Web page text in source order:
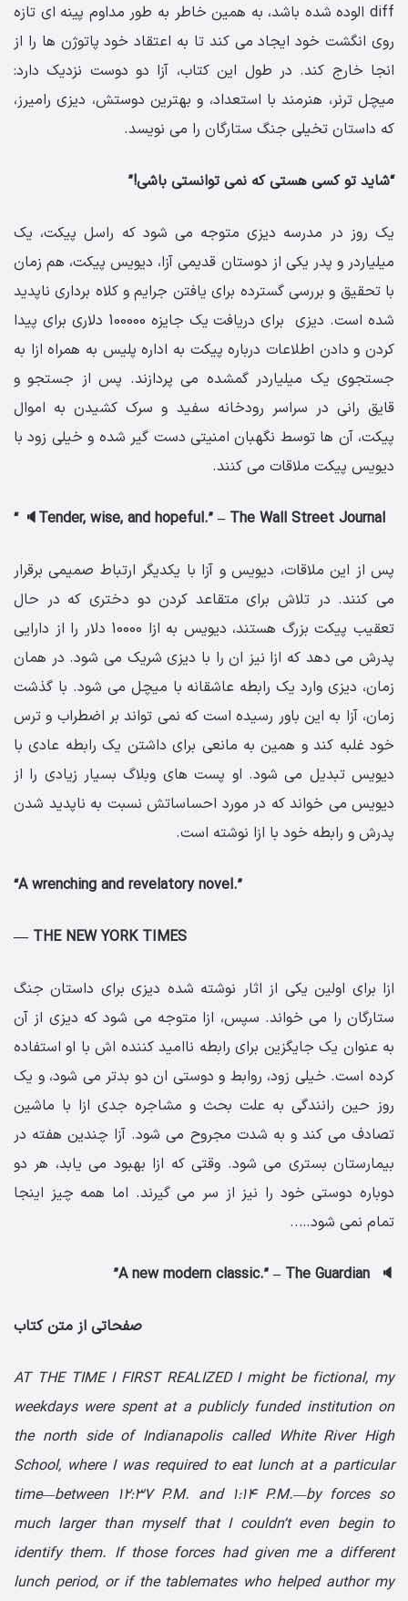
diff الوده شده باشد، به همین خاطر به طور مداوم پینه ای تازه
روی انگشت خود ایجاد می کند تا به اعتقاد خود پاتوژن ها را از
انجا خارج کند. در طول این کتاب، آزا دو دوست نزدیک دارد:
میچل ترنر، هنرمند با استعداد، و بهترین دوستش، دیزی رامیرز،
که داستان تخیلی جنگ ستارگان را می نویسد.
“شاید تو کسی هستی که نمی توانستی باشی!”
یک روز در مدرسه دیزی متوجه می شود که راسل پیکت، یک
میلیاردر و پدر یکی از دوستان قدیمی آزا، دیویس پیکت، هم زمان
با تحقیق و بررسی گسترده برای یافتن جرایم و کلاه برداری ناپدید
شده است. دیزی برای دریافت یک جایزه 100000 دلاری برای پیدا
کردن و دادن اطلاعات درباره پیکت به اداره پلیس به همراه ازا به
جستجوی یک میلیاردر گمشده می پردازند. پس از جستجو و
قایق رانی در سراسر رودخانه سفید و سرک کشیدن به اموال
پیکت، آن ها توسط نگهبان امنیتی دست گیر شده و خیلی زود با
دیویس پیکت ملاقات می کنند.
“ 🔈Tender, wise, and hopeful.” – The Wall Street Journal
پس از این ملاقات، دیویس و آزا با یکدیگر ارتباط صمیمی برقرار
می کنند. در تلاش برای متقاعد کردن دو دختری که در حال
تعقیب پیکت بزرگ هستند، دیویس به ازا 10000 دلار را از دارایی
پدرش می دهد که ازا نیز ان را با دیزی شریک می شود. در همان
زمان، دیزی وارد یک رابطه عاشقانه با میچل می شود. با گذشت
زمان، آزا به این باور رسیده است که نمی تواند بر اضطراب و ترس
خود غلبه کند و همین به مانعی برای داشتن یک رابطه عادی با
دیویس تبدیل می شود. او پست های وبلاگ بسیار زیادی را از
دیویس می خواند که در مورد احساساتش نسبت به ناپدید شدن
پدرش و رابطه خود با ازا نوشته است.
“A wrenching and revelatory novel.”
— THE NEW YORK TIMES
ازا برای اولین یکی از اثار نوشته شده دیزی برای داستان جنگ
ستارگان را می خواند. سپس، ازا متوجه می شود که دیزی از آن
به عنوان یک جایگزین برای رابطه ناامید کننده اش با او استفاده
کرده است. خیلی زود، روابط و دوستی ان دو بدتر می شود، و یک
روز حین رانندگی به علت بحث و مشاجره جدی ازا با ماشین
تصادف می کند و به شدت مجروح می شود. آزا چندین هفته در
بیمارستان بستری می شود. وقتی که ازا بهبود می یابد، هر دو
دوباره دوستی خود را نیز از سر می گیرند. اما همه چیز اینجا
تمام نمی شود…..
🔈
A new modern classic.” – The Guardian
”
صفحاتی از متن کتاب
AT THE TIME I FIRST REALIZED I might be fictional, my
weekdays were spent at a publicly funded institution on
the north side of Indianapolis called White River High
School, where I was required to eat lunch at a particular
time—between 12:37 P.M. and 1:14 P.M.—by forces so
much larger than myself that I couldn’t even begin to
identify them. If those forces had given me a different
lunch period, or if the tablemates who helped author my